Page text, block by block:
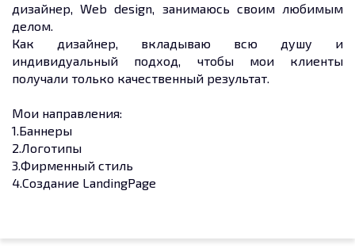
дизайнер, Web design, занимаюсь своим любимым
делом.
Как дизайнер, вкладываю всю душу и
индивидуальный подход, чтобы мои клиенты
получали только качественный результат.
Мои направления:
1.Баннеры
2.Логотипы
3.Фирменный стиль
4.Создание LandingPage